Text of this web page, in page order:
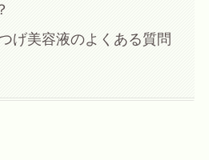
げ美容液のよくある質問